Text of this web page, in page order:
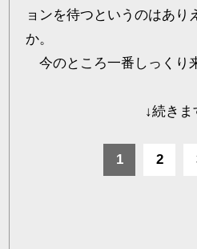
ョンを待つというのはあり
か。
今のところ一番しっくり
↓続きま
1 2